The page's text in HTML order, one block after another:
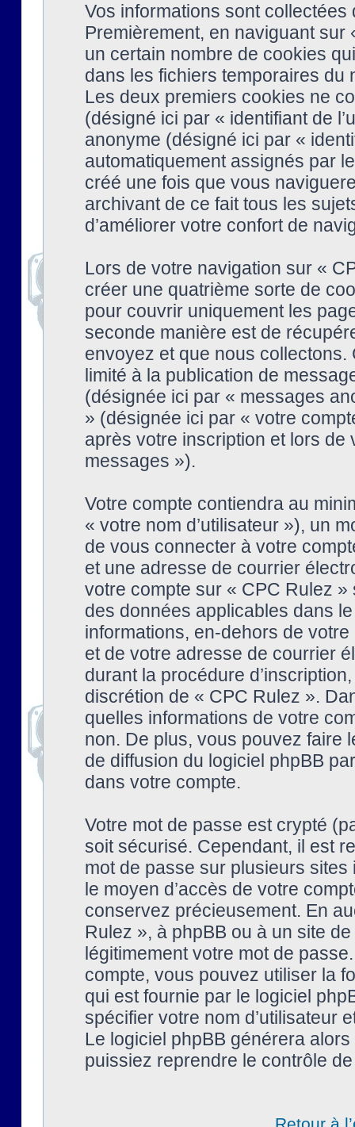
Vos informations sont
Premièrement, en naviguant
un certain nombre de cookies
dans les fichiers temporaires du
Les deux premiers cookies ne
(désigné ici par « identifiant de
anonyme (désigné ici par «
automatiquement assignés par
créé une fois que vous
archivant de ce fait tous les
d’améliorer votre confort de
Lors de votre navigation sur «
créer une quatrième sorte de
pour couvrir uniquement les
seconde manière est de
envoyez et que nous collectons.
limité à la publication de
(désignée ici par « messages
» (désignée ici par « votre
après votre inscription et lors
messages »).
Votre compte contiendra au
« votre nom d’utilisateur »), un
de vous connecter à votre
et une adresse de courrier
votre compte sur « CPC Rulez
des données applicables dans
informations, en-dehors de
et de votre adresse de courrier
durant la procédure
discrétion de « CPC Rulez ».
quelles informations de votre
non. De plus, vous pouvez faire
de diffusion du logiciel phpBB
dans votre compte.
Votre mot de passe est crypté
soit sécurisé. Cependant, il est
mot de passe sur plusieurs
le moyen d’accès de votre
conservez précieusement. En
Rulez », à phpBB ou à un site
légitimement votre mot de
compte, vous pouvez utiliser la
qui est fournie par le logiciel
spécifier votre nom d’utilisateur
Le logiciel phpBB générera
puissiez reprendre le contrôle